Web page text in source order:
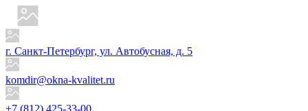
г. Санкт-Петербург, ул. Автобусная, д. 5
komdir@okna-kvalitet.ru
+7 (812) 425-33-00